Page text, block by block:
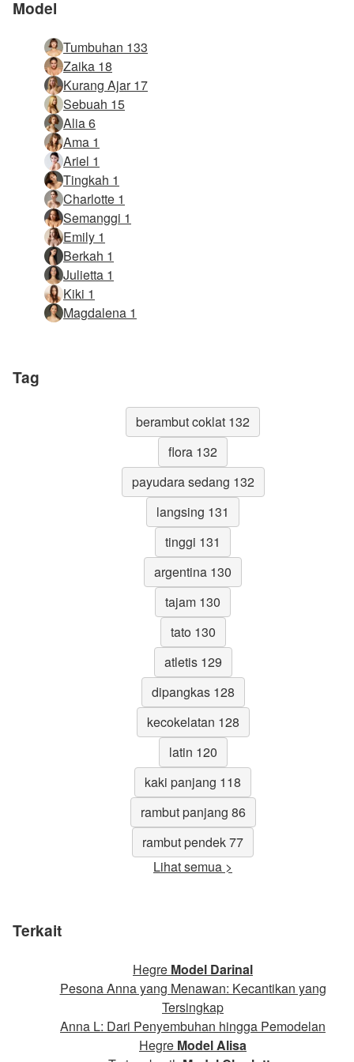
Model
Tumbuhan 133
Zaika 18
Kurang Ajar 17
Sebuah 15
Alia 6
Ama 1
Ariel 1
Tingkah 1
Charlotte 1
Semanggi 1
Emily 1
Berkah 1
Julietta 1
Kiki 1
Magdalena 1
Tag
berambut coklat 132
flora 132
payudara sedang 132
langsing 131
tinggi 131
argentina 130
tajam 130
tato 130
atletis 129
dipangkas 128
kecokelatan 128
latin 120
kaki panjang 118
rambut panjang 86
rambut pendek 77
Lihat semua >
Terkait
Hegre Model Darinal
Pesona Anna yang Menawan: Kecantikan yang
Tersingkap
Anna L: Dari Penyembuhan hingga Pemodelan
Hegre Model Alisa